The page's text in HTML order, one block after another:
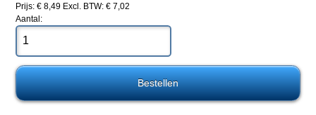
Ichtio-
Vit
1000ml
Prijs: € 8,49 Excl. BTW: € 7,02
Aantal: